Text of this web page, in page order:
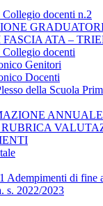
docenti n.2
ATA –
docenti
Genitori
Docenti
della Scuola
Adempimenti di fine
s. 2022/2023